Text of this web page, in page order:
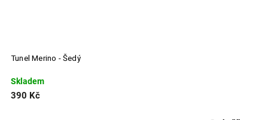
Čelenka Vagus Merino - Černá
Skladem
390 Kč